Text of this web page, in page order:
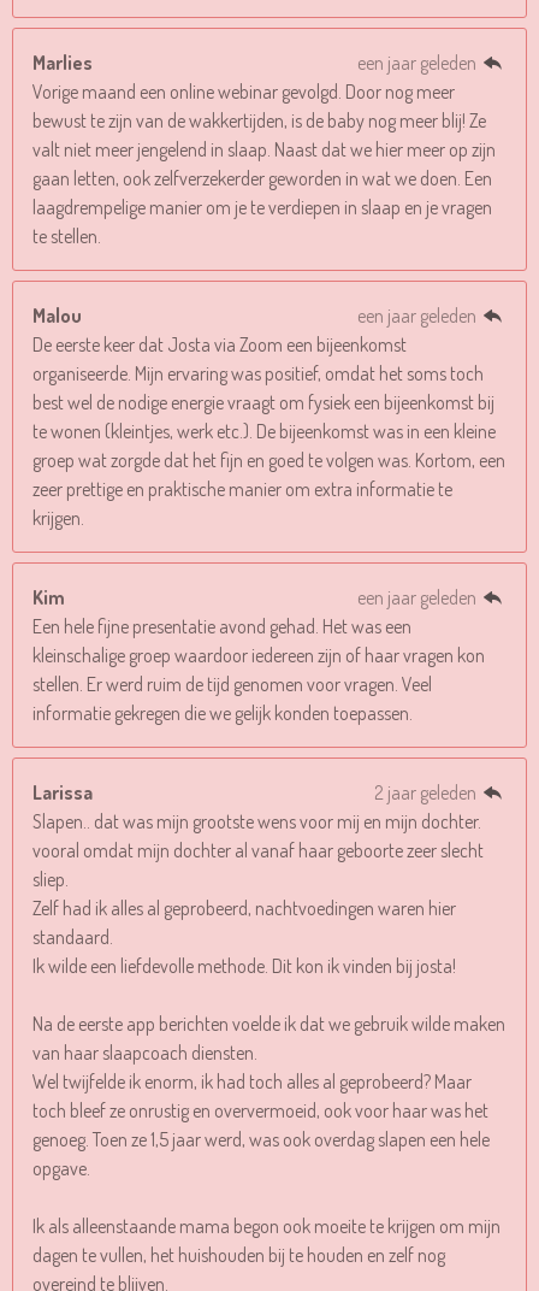
Marlies
een jaar geleden
Vorige maand een online webinar gevolgd. Door nog meer
bewust te zijn van de wakkertijden, is de baby nog meer blij! Ze
valt niet meer jengelend in slaap. Naast dat we hier meer op zijn
gaan letten, ook zelfverzekerder geworden in wat we doen. Een
laagdrempelige manier om je te verdiepen in slaap en je vragen
te stellen.
Malou
een jaar geleden
De eerste keer dat Josta via Zoom een bijeenkomst
organiseerde. Mijn ervaring was positief, omdat het soms toch
best wel de nodige energie vraagt om fysiek een bijeenkomst bij
te wonen (kleintjes, werk etc.). De bijeenkomst was in een kleine
groep wat zorgde dat het fijn en goed te volgen was. Kortom, een
zeer prettige en praktische manier om extra informatie te
krijgen.
Kim
een jaar geleden
Een hele fijne presentatie avond gehad. Het was een
kleinschalige groep waardoor iedereen zijn of haar vragen kon
stellen. Er werd ruim de tijd genomen voor vragen. Veel
informatie gekregen die we gelijk konden toepassen.
Larissa
2 jaar geleden
Slapen.. dat was mijn grootste wens voor mij en mijn dochter.
vooral omdat mijn dochter al vanaf haar geboorte zeer slecht
sliep.
Zelf had ik alles al geprobeerd, nachtvoedingen waren hier
standaard.
Ik wilde een liefdevolle methode. Dit kon ik vinden bij josta!
Na de eerste app berichten voelde ik dat we gebruik wilde maken
van haar slaapcoach diensten.
Wel twijfelde ik enorm, ik had toch alles al geprobeerd? Maar
toch bleef ze onrustig en oververmoeid, ook voor haar was het
genoeg. Toen ze 1,5 jaar werd, was ook overdag slapen een hele
opgave.
Ik als alleenstaande mama begon ook moeite te krijgen om mijn
dagen te vullen, het huishouden bij te houden en zelf nog
overeind te blijven.